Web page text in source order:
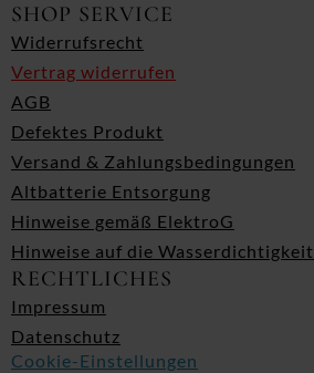
SHOP SERVICE
Widerrufsrecht
Vertrag widerrufen
AGB
Defektes Produkt
Versand & Zahlungsbedingungen
Altbatterie Entsorgung
Hinweise gemäß ElektroG
Hinweise auf die Wasserdichtigkeit
RECHTLICHES
Impressum
Datenschutz
Cookie-Einstellungen